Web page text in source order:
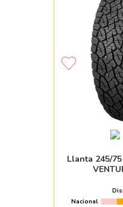
Llanta 245/
Nacional